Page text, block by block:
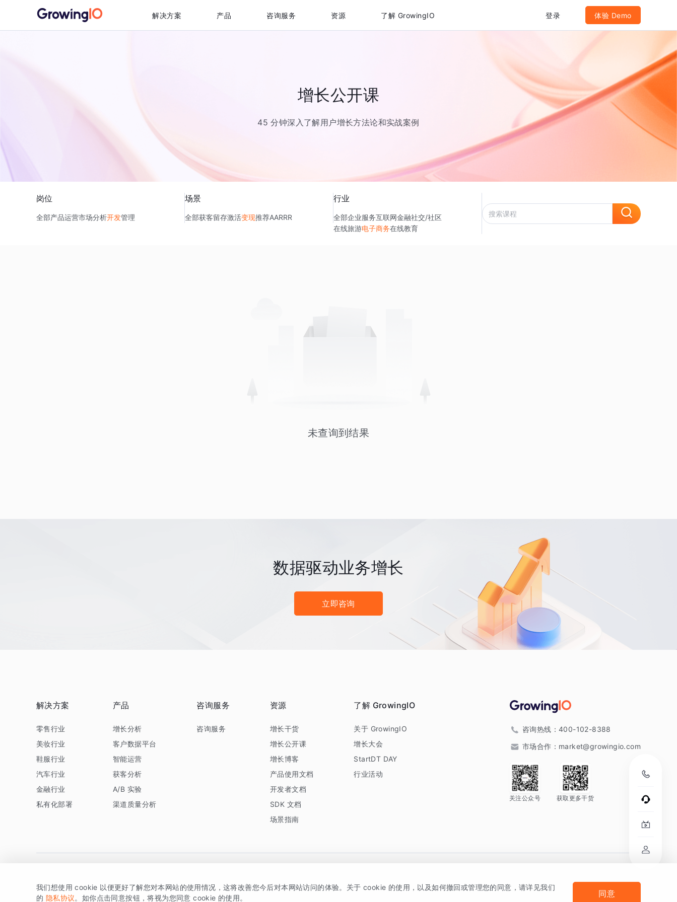
解决方案 产品 咨询服务 资源 了解 GrowingIO 登录 体验 Demo
增长公开课
45 分钟深入了解用户增长方法论和实战案例
岗位
全部产品运营市场分析开发管理
场景
全部获客留存激活变现推荐AARRR
行业
全部企业服务互联网金融社交/社区
在线旅游电子商务在线教育
未查询到结果
数据驱动业务增长
立即咨询
解决方案
零售行业
美妆行业
鞋服行业
汽车行业
金融行业
私有化部署
产品
增长分析
客户数据平台
智能运营
获客分析
A/B 实验
渠道质量分析
咨询服务
咨询服务
资源
增长干货
增长公开课
增长博客
产品使用文档
开发者文档
SDK 文档
场景指南
了解 GrowingIO
关于 GrowingIO
增长大会
StartDT DAY
行业活动
咨询热线： 400-102-8388
市场合作： market@growingio.com
关注公众号 获取更多干货
版权所有 © 北京易数科技有限公司SDK相关说明 京ICP备15038330号 法律声明及隐私条款
我们想使用 cookie 以便更好了解您对本网站的使用情况，这将改善您今后对本网站访问的体验。关于 cookie 的使用，以及如何撤回或管理您的同意，请详见我们
的 隐私协议。如你点击同意按钮，将视为您同意 cookie 的使用。 同意